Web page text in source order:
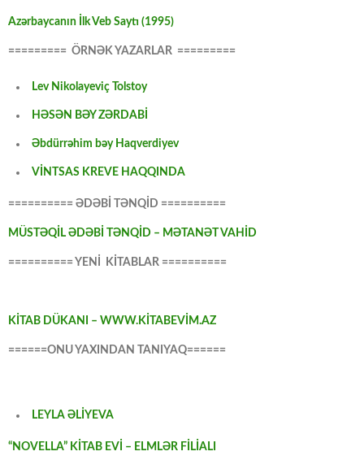
Azərbaycanın İlk Veb Saytı (1995)
========= ÖRNƏK YAZARLAR =========
Lev Nikolayeviç Tolstoy
HƏSƏN BƏY ZƏRDABİ
Əbdürrəhim bəy Haqverdiyev
VİNTSAS KREVE HAQQINDA
========== ƏDƏBİ TƏNQİD ==========
MÜSTƏQİL ƏDƏBİ TƏNQİD – MƏTANƏT VAHİD
========== YENİ KİTABLAR ==========
KİTAB DÜKANI – WWW.KİTABEVİM.AZ
======ONU YAXINDAN TANIYAQ======
LEYLA ƏLİYEVA
“NOVELLA” KİTAB EVİ – ELMLƏR FİLİALI